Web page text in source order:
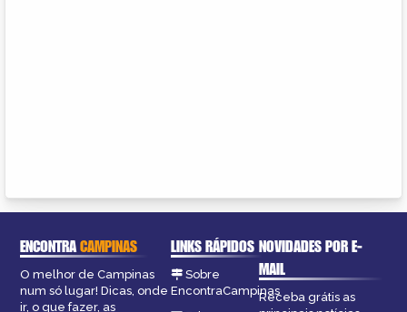
ENCONTRACAMPINAS
O melhor de Campinas
num só lugar! Dicas, onde
ir, o que fazer, as
LINKS RÁPIDOS
Sobre
EncontraCampinas
NOVIDADES POR E-
MAIL
Receba grátis as